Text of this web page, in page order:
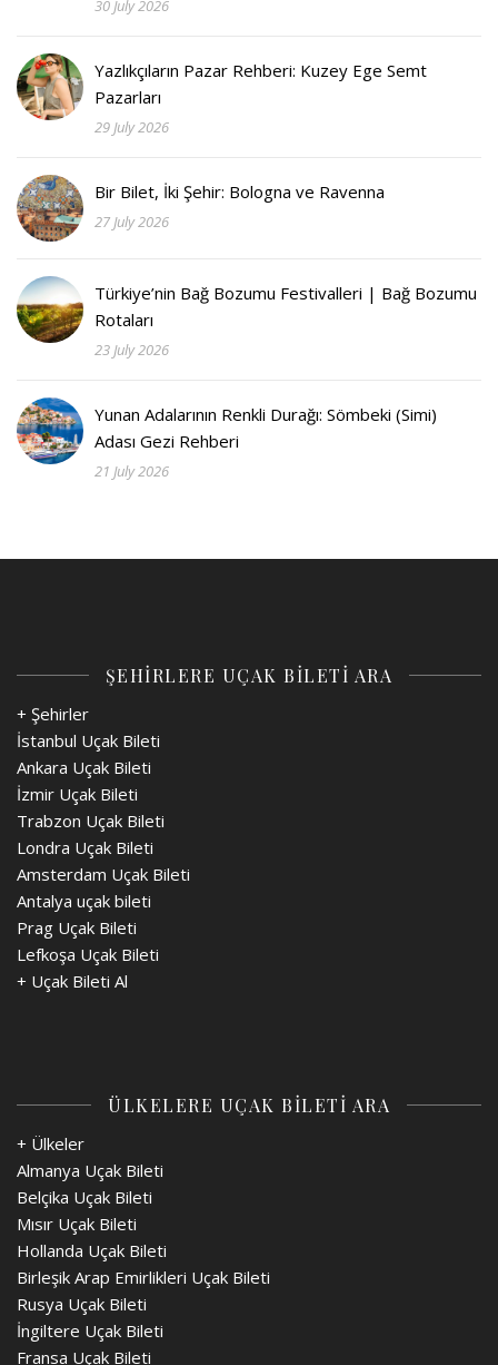
30 July 2026
Yazlıkçıların Pazar Rehberi: Kuzey Ege Semt
Pazarları
29 July 2026
Bir Bilet, İki Şehir: Bologna ve Ravenna
27 July 2026
Türkiye’nin Bağ Bozumu Festivalleri | Bağ Bozumu
Rotaları
23 July 2026
Yunan Adalarının Renkli Durağı: Sömbeki (Simi)
Adası Gezi Rehberi
21 July 2026
ŞEHİRLERE UÇAK BİLETİ ARA
+ Şehirler
İstanbul Uçak Bileti
Ankara Uçak Bileti
İzmir Uçak Bileti
Trabzon Uçak Bileti
Londra Uçak Bileti
Amsterdam Uçak Bileti
Antalya uçak bileti
Prag Uçak Bileti
Lefkoşa Uçak Bileti
+ Uçak Bileti Al
ÜLKELERE UÇAK BİLETİ ARA
+ Ülkeler
Almanya Uçak Bileti
Belçika Uçak Bileti
Mısır Uçak Bileti
Hollanda Uçak Bileti
Birleşik Arap Emirlikleri Uçak Bileti
Rusya Uçak Bileti
İngiltere Uçak Bileti
Fransa Uçak Bileti